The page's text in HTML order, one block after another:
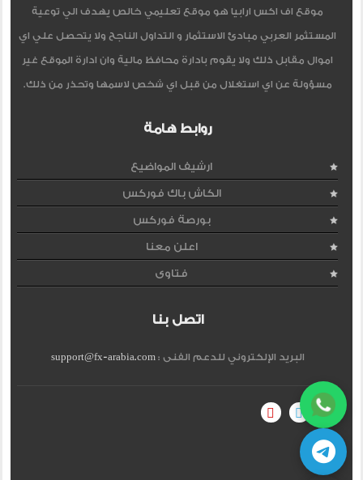
موقع اف اكس ارابيا هو موقع تعليمي خالص يهدف الي توعية
المستثمر العربي مبادئ الاستثمار و التداول الناجح ولا يتحصل علي اي
اموال مقابل ذلك ولا يقوم بادارة محافظ مالية وان ادارة الموقع غير
مسؤولة عن اي استغلال من قبل اي شخص لاسمها وتحذر من ذلك.
روابط هامة
ارشيف المواضيع
الكاش باك فوركس
بورصة فوركس
اعلن معنا
فتاوى
اتصل بنا
البريد الإلكتروني للدعم الفنى :support@fx-arabia.com